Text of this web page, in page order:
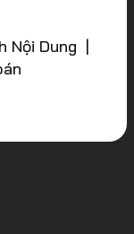
Nội Dung |